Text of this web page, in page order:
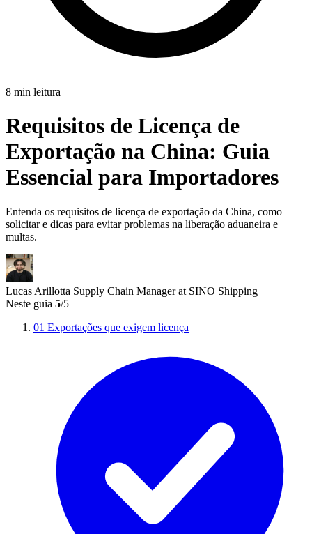
8 min leitura
Requisitos de Licença de
Exportação na China: Guia
Essencial para Importadores
Entenda os requisitos de licença de exportação da China, como
solicitar e dicas para evitar problemas na liberação aduaneira e
multas.
Lucas Arillotta Supply Chain Manager at SINO Shipping
Neste guia 5/5
01 Exportações que exigem licença